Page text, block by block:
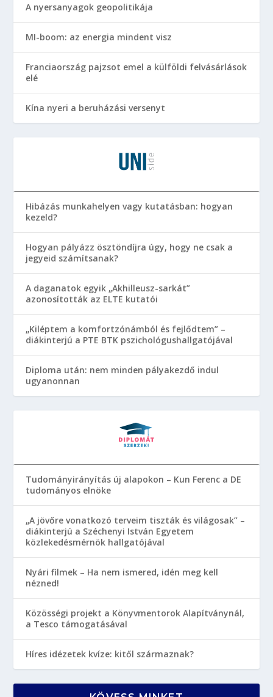
A nyersanyagok geopolitikája
MI-boom: az energia mindent visz
Franciaország pajzsot emel a külföldi felvásárlások
elé
Kína nyeri a beruházási versenyt
Hibázás munkahelyen vagy kutatásban: hogyan
kezeld?
Hogyan pályázz ösztöndíjra úgy, hogy ne csak a
jegyeid számítsanak?
A daganatok egyik „Akhilleusz-sarkát”
azonosították az ELTE kutatói
„Kiléptem a komfortzónámból és fejlődtem” –
diákinterjú a PTE BTK pszichológushallgatójával
Diploma után: nem minden pályakezdő indul
ugyanonnan
Tudományirányítás új alapokon – Kun Ferenc a DE
tudományos elnöke
„A jövőre vonatkozó terveim tiszták és világosak” –
diákinterjú a Széchenyi István Egyetem
közlekedésmérnök hallgatójával
Nyári filmek – Ha nem ismered, idén meg kell
nézned!
Közösségi projekt a Könyvmentorok Alapítványnál,
a Tesco támogatásával
Híres idézetek kvíze: kitől származnak?